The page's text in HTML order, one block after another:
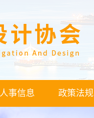
人事信息 政策法规